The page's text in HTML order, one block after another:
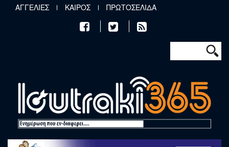
Παράκαμψη προς το κυρίως περιεχόμενο
ΑΓΓΕΛΙΕΣ ΚΑΙΡΟΣ ΠΡΩΤΟΣΕΛΙΔΑ
Φόρμα
Αναζήτηση